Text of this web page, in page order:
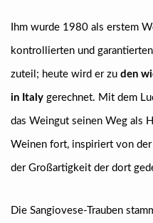
Ihm wurde 1980 als erstem
kontrollierten und
zuteil; heute wird er zu den
in Italy gerechnet. Mit dem
das Weingut seinen Weg als
Weinen fort, inspiriert von
der Großartigkeit der dort
Die Sangiovese-Trauben